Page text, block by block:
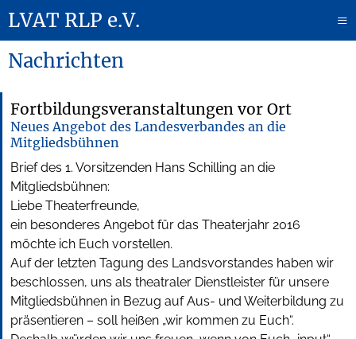
LVAT RLP e.V.
≡
Nachrichten
Fortbildungsveranstaltungen vor Ort
Neues Angebot des Landesverbandes an die
Mitgliedsbühnen
Brief des 1. Vorsitzenden Hans Schilling an die
Mitgliedsbühnen:
Liebe Theaterfreunde,
ein besonderes Angebot für das Theaterjahr 2016
möchte ich Euch vorstellen.
Auf der letzten Tagung des Landsvorstandes haben wir
beschlossen, uns als theatraler Dienstleister für unsere
Mitgliedsbühnen in Bezug auf Aus- und Weiterbildung zu
präsentieren – soll heißen „wir kommen zu Euch“.